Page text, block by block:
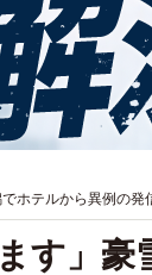
ホテルから異例の
す」豪